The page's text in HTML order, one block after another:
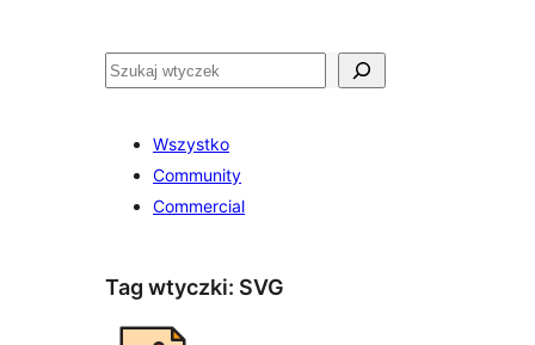
Szukaj
Wszystko
Community
Commercial
Tag wtyczki: SVG